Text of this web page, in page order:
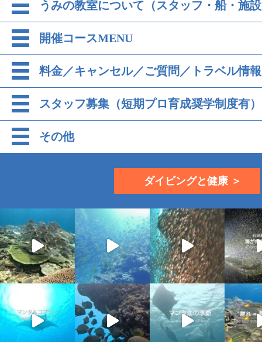
うみの教室について（スタッフ・船・施
開催コースMENU
料金／キャンセル／ご質問／トラベル情報
スタッフ募集（短期プロ育成奨学制度有）
その他
ダイビングと健康 ＞